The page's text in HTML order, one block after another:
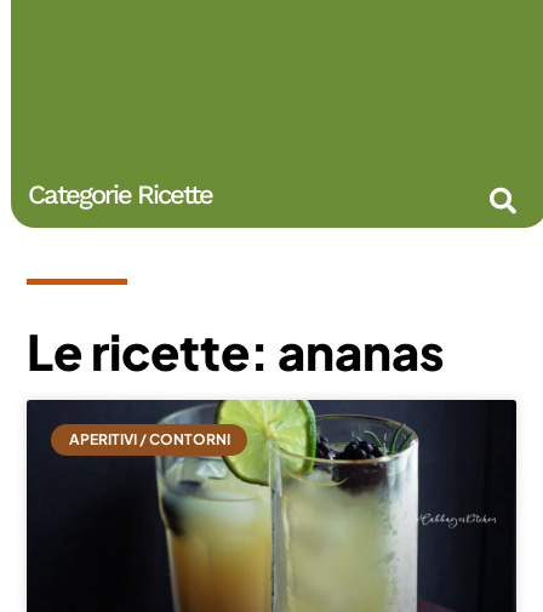
Categorie Ricette
Le ricette: ananas
APERITIVI / CONTORNI